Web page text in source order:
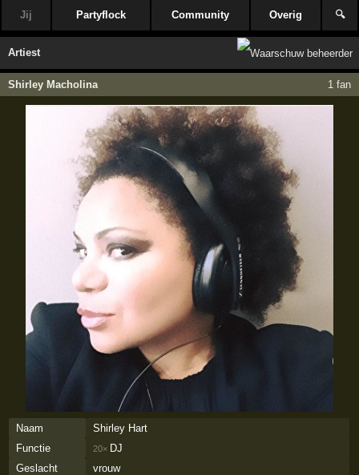
Jij Partyflock Community Overig 🔍
Artiest
Shirley Macholina 1 fan
Naam
Shirley Hart
Functie
20× DJ
Geslacht
vrouw